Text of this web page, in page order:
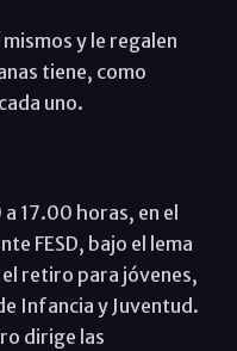
y le regalen
tiene, como
uno.
17.00 horas, en el
FESD, bajo el lema
retiro para jóvenes,
Infancia y Juventud.
dirige las